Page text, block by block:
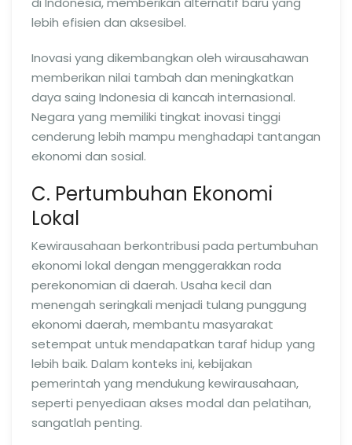
lebih efisien dan aksesibel.
Inovasi yang dikembangkan oleh wirausahawan
memberikan nilai tambah dan meningkatkan
daya saing Indonesia di kancah internasional.
Negara yang memiliki tingkat inovasi tinggi
cenderung lebih mampu menghadapi tantangan
ekonomi dan sosial.
C. Pertumbuhan Ekonomi
Lokal
Kewirausahaan berkontribusi pada pertumbuhan
ekonomi lokal dengan menggerakkan roda
perekonomian di daerah. Usaha kecil dan
menengah seringkali menjadi tulang punggung
ekonomi daerah, membantu masyarakat
setempat untuk mendapatkan taraf hidup yang
lebih baik. Dalam konteks ini, kebijakan
pemerintah yang mendukung kewirausahaan,
seperti penyediaan akses modal dan pelatihan,
sangatlah penting.